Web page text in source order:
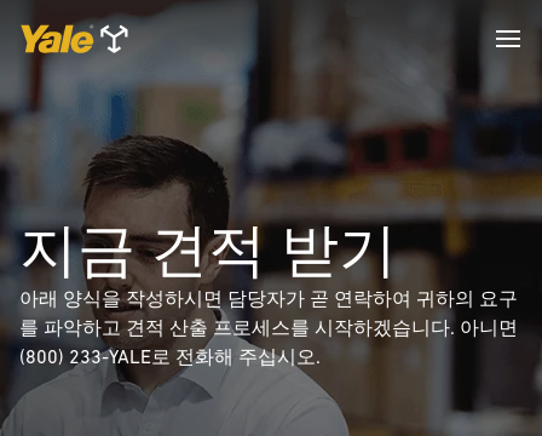
지금 견적 받기
아래 양식을 작성하시면 담당자가 곧 연락하여 귀하의 요구
를 파악하고 견적 산출 프로세스를 시작하겠습니다. 아니면
(800) 233-YALE로 전화해 주십시오.